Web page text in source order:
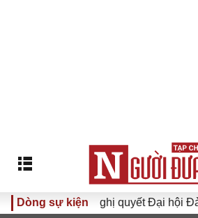
Dòng sự kiện
Đưa Nghị quyết Đại hội Đảng